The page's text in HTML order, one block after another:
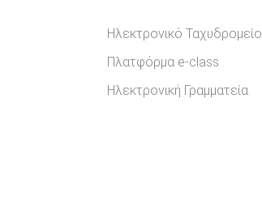
Ηλεκτρονικό Ταχυδρομείο
Πλατφόρμα e-class
Ηλεκτρονική Γραμματεία